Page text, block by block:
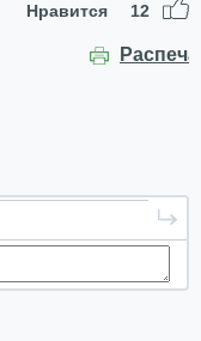
Нравится 12